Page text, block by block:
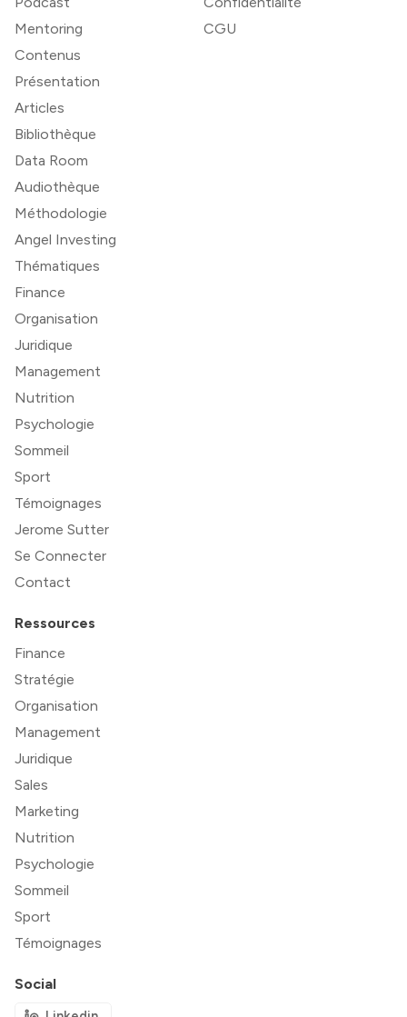
Mentoring
Contenus
Présentation
Articles
Bibliothèque
Data Room
Audiothèque
Méthodologie
Angel Investing
Thématiques
Finance
Organisation
Juridique
Management
Nutrition
Psychologie
Sommeil
Sport
Témoignages
Jerome Sutter
Se Connecter
Contact
CGU
Ressources
Finance
Stratégie
Organisation
Management
Juridique
Sales
Marketing
Nutrition
Psychologie
Sommeil
Sport
Témoignages
Social